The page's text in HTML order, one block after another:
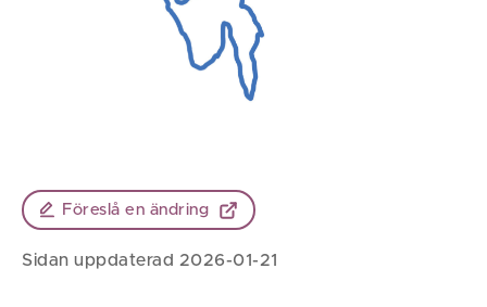
Föreslå en ändring
Sidan uppdaterad 2026-01-21